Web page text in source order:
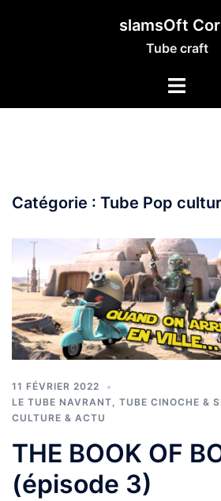
slamsOft
Tube craft
Catégorie : Tube Pop
11 FÉVRIER 2022
LE TUBE NAVRANT, TUBE CINOCHE &
CULTURE & ACTU
THE BOOK OF
(épisode 3)